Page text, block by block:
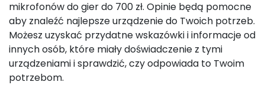
mikrofonów do gier do 700 zł. Opinie będą pomocne
aby znaleźć najlepsze urządzenie do Twoich potrzeb.
Możesz uzyskać przydatne wskazówki i informacje od
innych osób, które miały doświadczenie z tymi
urządzeniami i sprawdzić, czy odpowiada to Twoim
potrzebom.